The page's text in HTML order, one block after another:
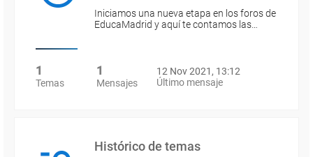
Iniciamos una nueva etapa en los foros de
EducaMadrid y aquí te contamos las…
1
Temas
1
Mensajes
12 Nov 2021, 13:12
Último mensaje
Histórico de temas